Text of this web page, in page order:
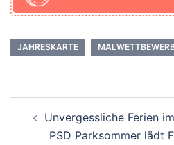
JAHRESKARTE
Navigation
Unvergessliche Ferien
PSD Parksommer lädt